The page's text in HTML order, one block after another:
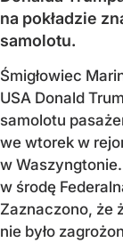
na pokładzie
samolotu.
Śmigłowiec
USA Donald
samolotu
we wtorek w
w
w środę
Zaznaczono, że
nie było